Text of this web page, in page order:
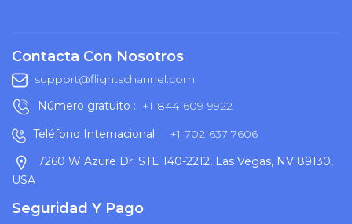
Contacta Con Nosotros
support@flightschannel.com
Número gratuito : +1-844-609-9922
Teléfono Internacional :
+1-702-637-7606
7260 W Azure Dr. STE 140-2212, Las Vegas, NV 89130,
USA
Seguridad Y Pago